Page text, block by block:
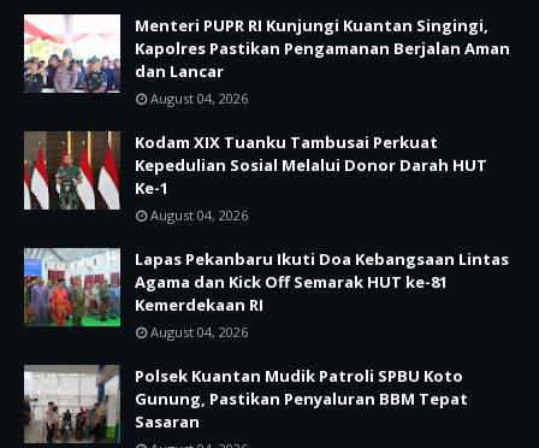
Menteri PUPR RI Kunjungi Kuantan Singingi,
Kapolres Pastikan Pengamanan Berjalan Aman
dan Lancar
August 04, 2026
Kodam XIX Tuanku Tambusai Perkuat
Kepedulian Sosial Melalui Donor Darah HUT
Ke-1
August 04, 2026
Lapas Pekanbaru Ikuti Doa Kebangsaan Lintas
Agama dan Kick Off Semarak HUT ke-81
Kemerdekaan RI
August 04, 2026
Polsek Kuantan Mudik Patroli SPBU Koto
Gunung, Pastikan Penyaluran BBM Tepat
Sasaran